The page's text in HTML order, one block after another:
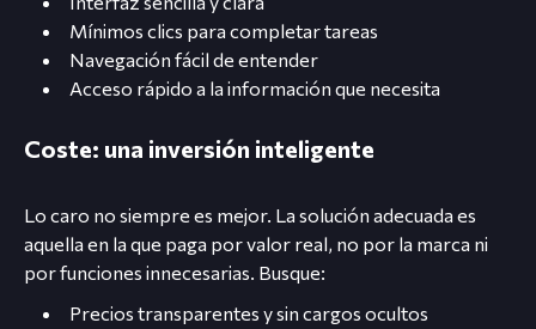
Mínimos clics para completar tareas
Navegación fácil de entender
Acceso rápido a la información que necesita
Coste: una inversión inteligente
Lo caro no siempre es mejor. La solución adecuada es
aquella en la que paga por valor real, no por la marca ni
por funciones innecesarias. Busque:
Precios transparentes y sin cargos ocultos